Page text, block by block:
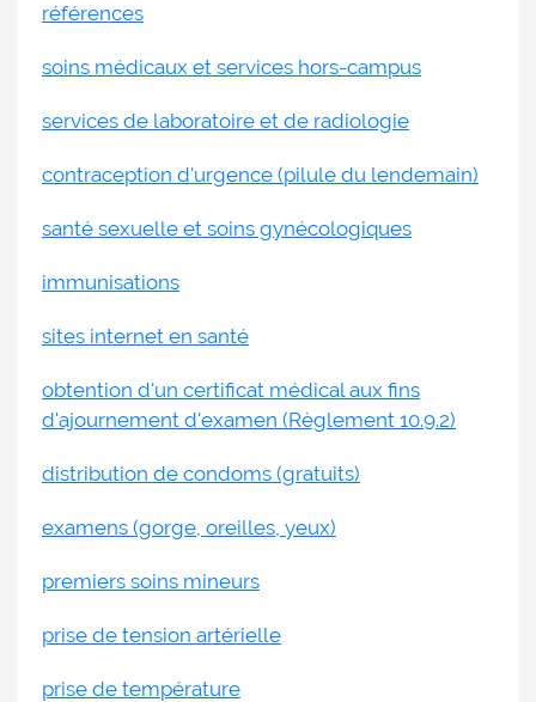
références
soins médicaux et services hors-campus
services de laboratoire et de radiologie
contraception d'urgence (pilule du lendemain)
santé sexuelle et soins gynécologiques
immunisations
sites internet en santé
obtention d'un certificat médical aux fins
d'ajournement d'examen (Règlement 10.9.2)
distribution de condoms (gratuits)
examens (gorge, oreilles, yeux)
premiers soins mineurs
prise de tension artérielle
prise de température